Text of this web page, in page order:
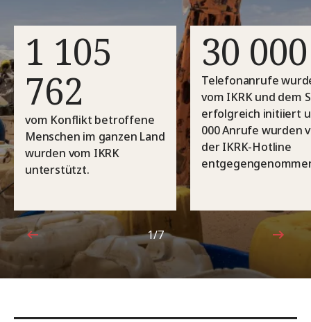
1 105
762
vom Konflikt betroffene
Menschen im ganzen Land
wurden vom IKRK
unterstützt.
30 000
Telefonanrufe
vom IKRK und dem
erfolgreich initiiert
000 Anrufe wurden
der IKRK-Hotline
1von7
1/7